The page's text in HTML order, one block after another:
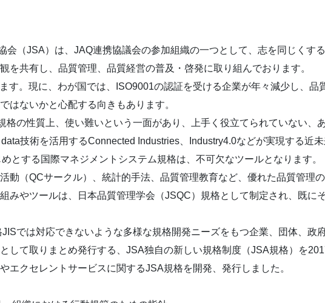
会（JSA）は、JAQ連携協議会の参加組織の一つとして、志を同じくす
を共有し、品質管理、品質経営の普及・啓発に取り組んでおります。
す。現に、わが国では、ISO9001の認証を受ける企業が年々減少し、品
はないかと心配する向きもあります。
の性質上、使い難いという一面があり、上手く役立てられていない、
技術を活用するConnected Industries、Industry4.0などが実現する近
とする国際マネジメントシステム規格は、不可欠なツールとなります。
動（QCサークル）、統計的手法、品質管理教育など、優れた品質管理
みやツールは、日本品質管理学会（JSQC）規格として制定され、既に
では対応できないような多様な規格開発ニーズをもつ企業、団体、政
して取りまとめ発行する、JSA独自の新しい規格制度（JSA規格）を
エクセレントサービスに関するJSA規格を開発、発行しました。